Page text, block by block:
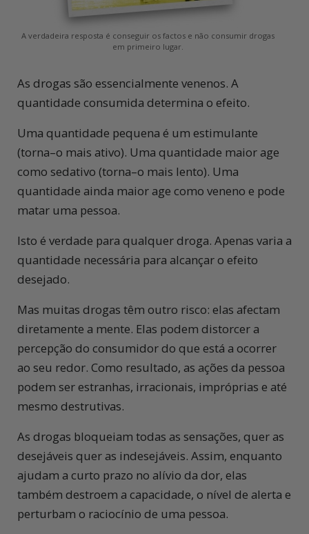
A verdadeira resposta é conseguir os factos e não consumir drogas
em primeiro lugar.
As drogas são essencialmente venenos. A
quantidade consumida determina o efeito.
Uma quantidade pequena é um estimulante
(torna–o mais ativo). Uma quantidade maior age
como sedativo (torna–o mais lento). Uma
quantidade ainda maior age como veneno e pode
matar uma pessoa.
Isto é verdade para qualquer droga. Apenas varia a
quantidade necessária para alcançar o efeito
desejado.
Mas muitas drogas têm outro risco: elas afectam
diretamente a mente. Elas podem distorcer a
percepção do consumidor do que está a ocorrer
ao seu redor. Como resultado, as ações da pessoa
podem ser estranhas, irracionais, impróprias e até
mesmo destrutivas.
As drogas bloqueiam todas as sensações, quer as
desejáveis quer as indesejáveis. Assim, enquanto
ajudam a curto prazo no alívio da dor, elas
também destroem a capacidade, o nível de alerta e
perturbam o raciocínio de uma pessoa.